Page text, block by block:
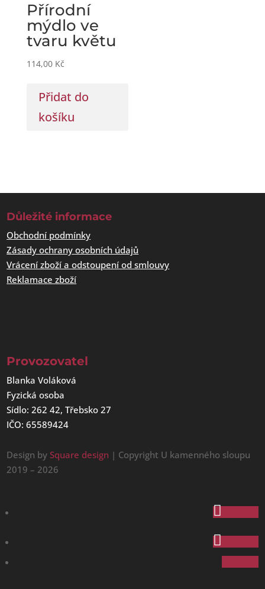
Přírodní
mýdlo ve
tvaru květu
114,00 Kč
Přidat do
košíku
Důležité informace
Obchodní podmínky
Zásady ochrany osobních údajů
Vrácení zboží a odstoupení od smlouvy
Reklamace zboží
Provozovatel
Blanka Voláková
Fyzická osoba
Sídlo: 262 42, Třebsko 27
IČO: 65589424
Design bySquare design | Copyright U kamenného sloupu
2019 – 2026